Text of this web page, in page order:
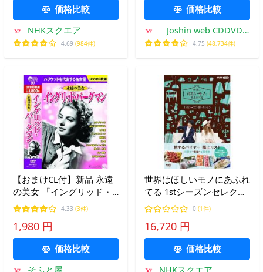
価格比較
NHKスクエア
4.69 (984件)
価格比較
Joshin web CDDVD
Yahoo!店
4.75 (48,734件)
【おまけCL付】新品 永遠
の美女 『イングリッド・
バーグマン』 / カサブラン
カ 誰が為に鐘は鳴る ガス
燈 他 DVD10枚組 ACC-021
4.33 (3件)
1,980 円
価格比較
そふと屋
世界はほしいモノにあふれ
てる 1stシーズンセレクシ
ョン DVD-BOX 全4枚
0 (1件)
16,720 円
価格比較
NHKスクエア